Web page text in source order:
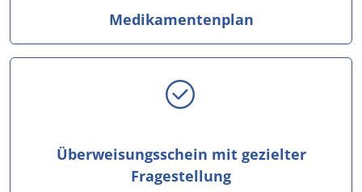
Medikamentenplan
Überweisungsschein mit gezielter
Fragestellung